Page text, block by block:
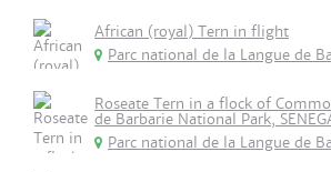
African (royal) Tern in flight
Parc national de la Langue de
Roseate Tern in a flock of
de Barbarie National Park,
Parc national de la Langue de